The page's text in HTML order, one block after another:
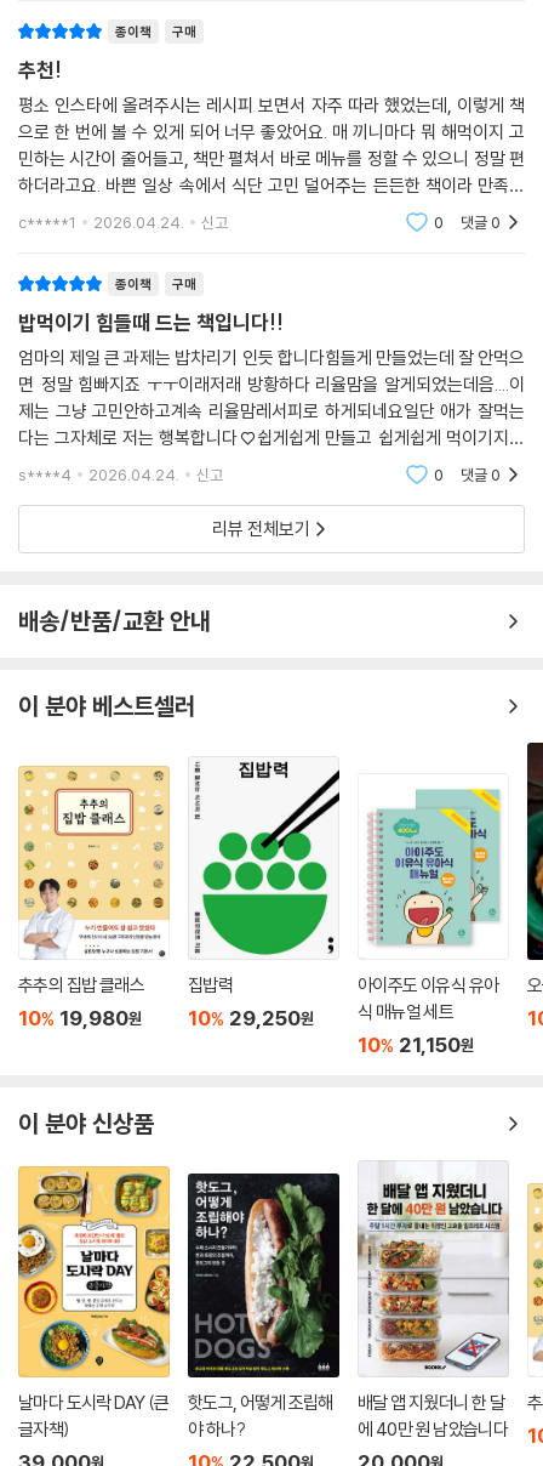
PART 3 맵지 않아 더 맛있는 빨간 밥상
파프리카장 비빔밥
김치 볶음밥
고등어 조림
오징어 볶음
안 매운 닭갈비
닭볶음탕
아기 깍두기
아기 배추김치
안 매운 김치 전
참치 김치 전
안 매운 떡볶이
PART 4 바쁜 하루를 여는 간편 밥상
돈가스 김밥
햄 치즈 김밥
달걀 치즈 김밥
달걀 밥새우 김밥
달걀 참치 김밥
오이 참치 김밥
참치 김밥 전
애호박 밥새우 주먹밥
소고기 애호박 주먹밥
소고기 채소 주먹밥
소고기 달걀 주먹밥
멸치 달걀 주먹밥
떡갈비 주먹밥
달걀 국수
소고기 국수
김 간장 국수
사골 우동
달걀 순두부 밥
소고기 된장 밥
소고기 무 밥
소고기 배추 무 밥
소고기 애호박 밥
애호박 치즈 밥
치즈 밥
종이책 구매
추천!
평소 인스타에 올려주시는 레시피 보면서 자주 따라 했었는데, 이렇게 책
으로 한 번에 볼 수 있게 되어 너무 좋았어요. 매 끼니마다 뭐 해먹이지 고
민하는 시간이 줄어들고, 책만 펼쳐서 바로 메뉴를 정할 수 있으니 정말 편
하더라고요. 바쁜 일상 속에서 식단 고민 덜어주는 든든한 책이라 만족합
니다.저처람 식단 고민하는 지인에게 선물해야겠어요!!
c*****1 2026.04.24. 신고 0 댓글0
종이책 구매
밥먹이기 힘들때 드는 책입니다!!
엄마의 제일 큰 과제는 밥차리기 인듯 합니다힘들게 만들었는데 잘 안먹으
면 정말 힘빠지죠 ㅜㅜ이래저래 방황하다 리율맘을 알게되었는데음....이
제는 그냥 고민안하고계속 리율맘레서피로 하게되네요일단 애가 잘먹는
다는 그자체로 저는 행복합니다♡쉽게쉽게 만들고 쉽게쉽게 먹이기지상
최대과제였는데참으로 감사합니다♡
s****4 2026.04.24. 신고 0 댓글0
리뷰 전체보기
배송/반품/교환 안내
이 분야 베스트셀러
추추의 집밥 클래스
10% 19,980원
집밥력
10% 29,250원
아이주도 이유식 유아
식 매뉴얼 세트
10% 21,150원
이 분야 신상품
날마다 도시락 DAY (큰
글자책)
핫도그, 어떻게 조립해
야 하나?
배달 앱 지웠더니 한 달
에 40만 원 남았습니다